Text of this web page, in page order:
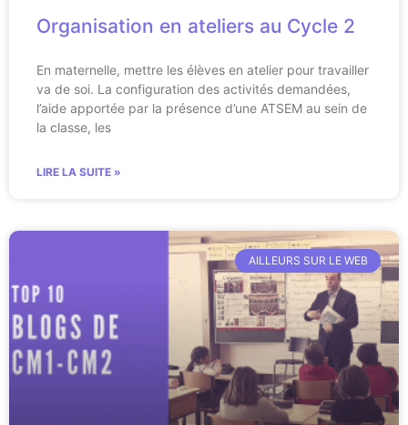
Organisation en ateliers au Cycle 2
En maternelle, mettre les élèves en atelier pour travailler
va de soi. La configuration des activités demandées,
l’aide apportée par la présence d’une ATSEM au sein de
la classe, les
LIRE LA SUITE »
AILLEURS SUR LE WEB